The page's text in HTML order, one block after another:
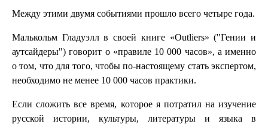
Между этими двумя событиями прошло всего четыре года.
Малькольм Гладуэлл в своей книге «Outliers» ("Гении и
аутсайдеры") говорит о «правиле 10 000 часов», а именно
о том, что для того, чтобы по-настоящему стать экспертом,
необходимо не менее 10 000 часов практики.
Если сложить все время, которое я потратил на изучение
русской истории, культуры, литературы и языка в